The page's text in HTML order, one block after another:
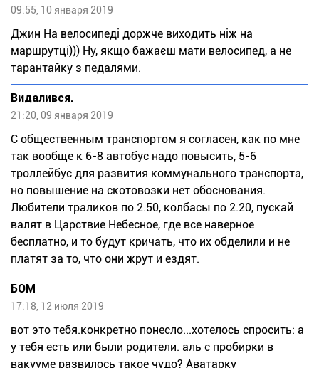
09:55, 10 января 2019
Джин На велосипеді доржче виходить ніж на
маршрутці))) Ну, якщо бажаєш мати велосипед, а не
тарантайку з педалями.
Видалився.
21:20, 09 января 2019
С общественным транспортом я согласен, как по мне
так вообще к 6-8 автобус надо повысить, 5-6
троллейбус для развития коммунального транспорта,
но повышение на скотовозки нет обоснования.
Любители траликов по 2.50, колбасы по 2.20, пускай
валят в Царствие Небесное, где все наверное
бесплатно, и то будут кричать, что их обделили и не
платят за то, что они жрут и ездят.
БОМ
17:18, 12 июля 2019
вот это тебя.конкретно понесло...хотелось спросить: а
у тебя есть или были родители. аль с пробирки в
вакууме развилось такое чудо? Аватарку